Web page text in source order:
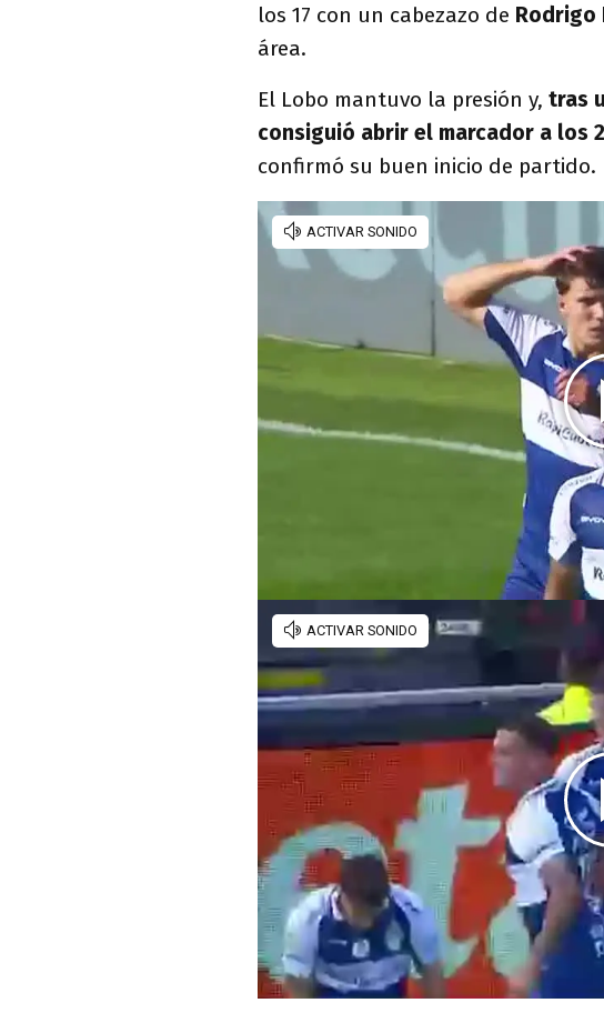
los 17 con un cabezazo de Rodrigo
área.
El Lobo mantuvo la presión y, tras
consiguió abrir el marcador a los
confirmó su buen inicio de partido.